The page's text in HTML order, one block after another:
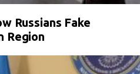
Russians Fake
Region